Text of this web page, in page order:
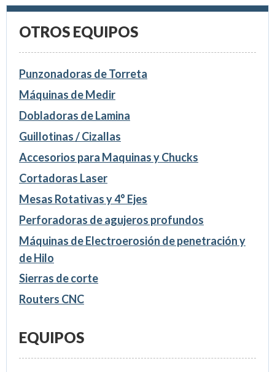
OTROS EQUIPOS
Punzonadoras de Torreta
Máquinas de Medir
Dobladoras de Lamina
Guillotinas / Cizallas
Accesorios para Maquinas y Chucks
Cortadoras Laser
Mesas Rotativas y 4° Ejes
Perforadoras de agujeros profundos
Máquinas de Electroerosión de penetración y
de Hilo
Sierras de corte
Routers CNC
EQUIPOS